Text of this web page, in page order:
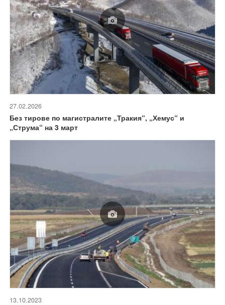
27.02.2026
Без тирове по магистралите „Тракия“, „Хемус“ и
„Струма“ на 3 март
13.10.2023